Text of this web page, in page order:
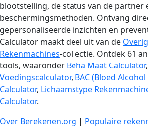
blootstelling, de status van de partner
beschermingsmethoden. Ontvang
gepersonaliseerde inzichten en
Calculator maakt deel uit van de
Rekenmachines-collectie. Ontdek 61
tools, waaronder Beha Maat Calculator,
Voedingscalculator, BAC (Bloed
Calculator, Lichaamstype
Calculator.
Over Berekenen.org | Populaire